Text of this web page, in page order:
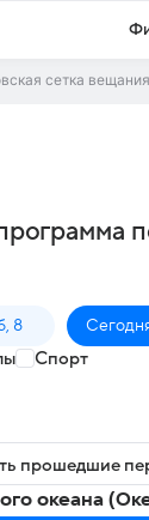
сетка вещания
8
Спорт
прошедшие
океана